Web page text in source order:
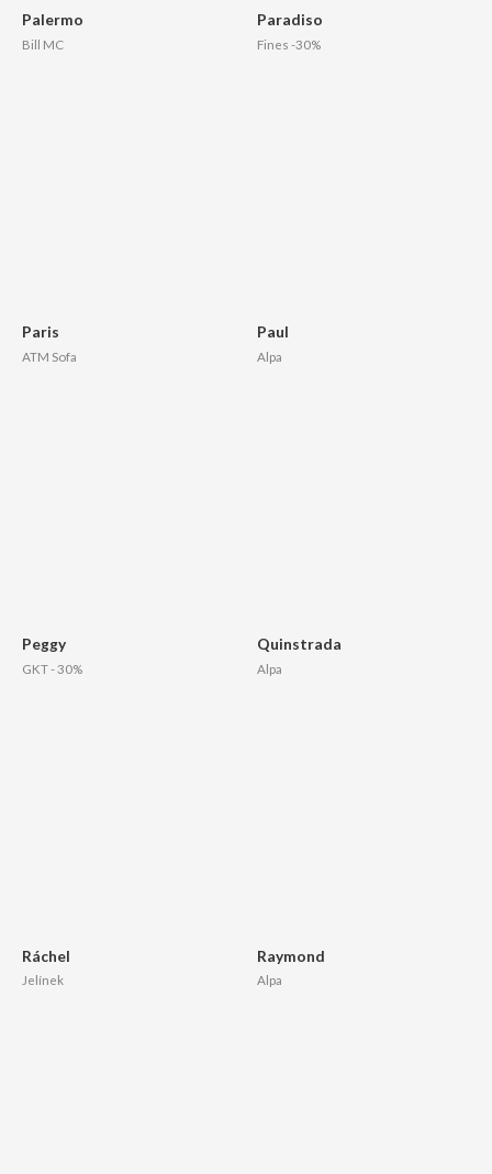
Palermo
Bill MC
Paradiso
Fines -30%
Paris
ATM Sofa
Paul
Alpa
Peggy
GKT - 30%
Quinstrada
Alpa
Ráchel
Jelínek
Raymond
Alpa